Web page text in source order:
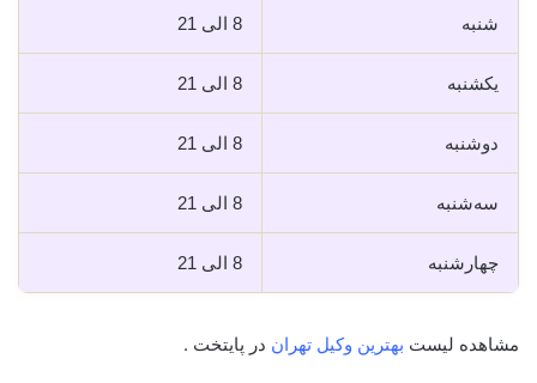
شنبه 8 الی 21
یکشنبه 8 الی 21
دوشنبه 8 الی 21
سه‌شنبه 8 الی 21
چهارشنبه 8 الی 21
مشاهده لیست بهترین وکیل تهران در پایتخت .